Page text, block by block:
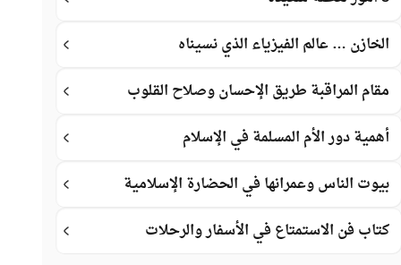
الخازن … عالم الفيزياء الذي نسيناه
مقام المراقبة طريق الإحسان وصلاح القلوب
أهمية دور الأم المسلمة في الإسلام
بيوت الناس وعمرانها في الحضارة الإسلامية
كتاب فن الاستمتاع في الأسفار والرحلات